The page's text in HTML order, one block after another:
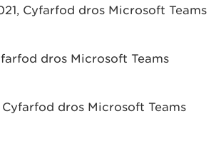
Cyfarfod dros Microsoft Teams
dros Microsoft Teams
Cyfarfod dros Microsoft Teams